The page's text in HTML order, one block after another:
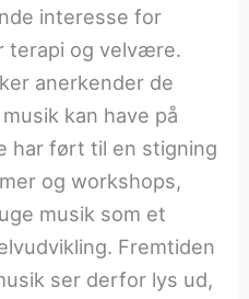
interesse for
terapi og velvære.
anerkender de
kan have på
har ført til en stigning
og workshops,
musik som et
Fremtiden
ser derfor lys ud,